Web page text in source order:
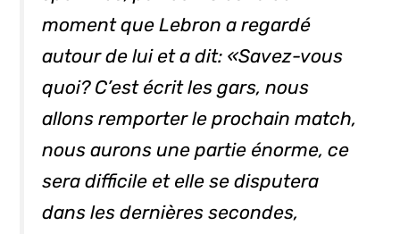
moment que Lebron a regardé
autour de lui et a dit: «Savez-vous
quoi? C’est écrit les gars, nous
allons remporter le prochain match,
nous aurons une partie énorme, ce
sera difficile et elle se disputera
dans les dernières secondes,